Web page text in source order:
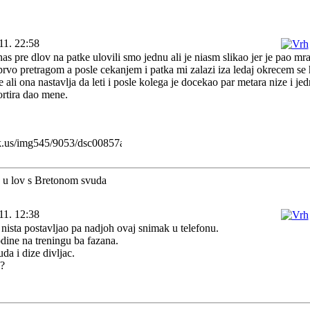
22:58
pre dlov na patke ulovili smo jednu ali je niasm slikao jer je pao
pretragom a posle cekanjem i patka mi zalazi iza ledaj okrecem se
ali ona nastavlja da leti i posle kolega je docekao par metara nize i
dao mene.
lov s Bretonom svuda
12:38
postavljao pa nadjoh ovaj snimak u telefonu.
na treningu ba fazana.
i dize divljac.